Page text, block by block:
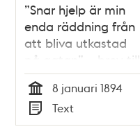
”Snar hjelp är min
enda räddning från
att bliva utkastad
på gatan” – brev till
Dr Nyström 1894
Tid
8 januari 1894
Typ
Text